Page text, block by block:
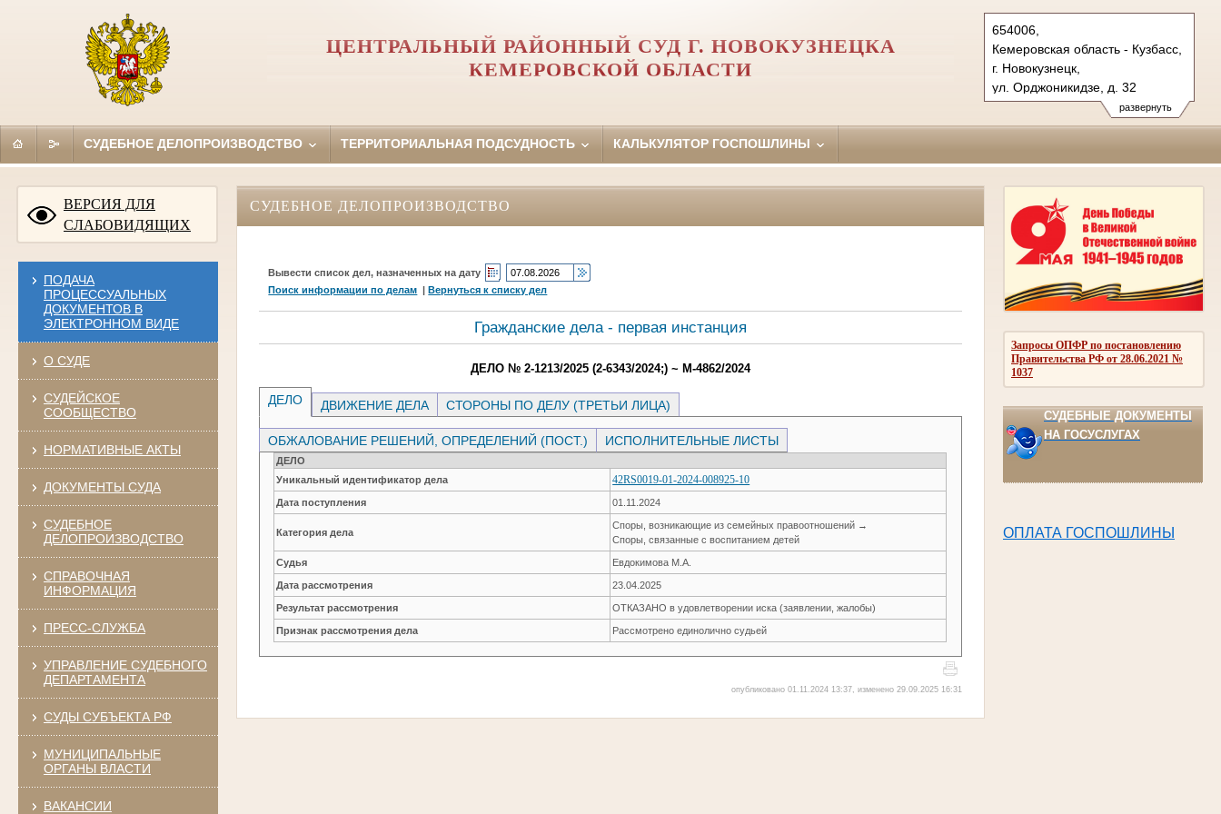
развернуть
654006,
Кемеровская область - Кузбасс,
г. Новокузнецк,
ул. Орджоникидзе, д. 32
Тел.: (384-3) 45-32-
63 (общ. приемная)
ЦЕНТРАЛЬНЫЙ РАЙОННЫЙ СУД Г. НОВОКУЗНЕЦКА
КЕМЕРОВСКОЙ ОБЛАСТИ
СУДЕБНОЕ ДЕЛОПРОИЗВОДСТВО ТЕРРИТОРИАЛЬНАЯ ПОДСУДНОСТЬ КАЛЬКУЛЯТОР ГОСПОШЛИНЫ
ВЕРСИЯ ДЛЯ
СЛАБОВИДЯЩИХ
ПОДАЧА
ПРОЦЕССУАЛЬНЫХ
ДОКУМЕНТОВ В
ЭЛЕКТРОННОМ ВИДЕ
О СУДЕ
СУДЕЙСКОЕ
СООБЩЕСТВО
НОРМАТИВНЫЕ АКТЫ
ДОКУМЕНТЫ СУДА
СУДЕБНОЕ
ДЕЛОПРОИЗВОДСТВО
СПРАВОЧНАЯ
ИНФОРМАЦИЯ
ПРЕСС-СЛУЖБА
УПРАВЛЕНИЕ СУДЕБНОГО
ДЕПАРТАМЕНТА
СУДЫ СУБЪЕКТА РФ
МУНИЦИПАЛЬНЫЕ
ОРГАНЫ ВЛАСТИ
ВАКАНСИИ
Запросы ОПФР по постановлению
Правительства РФ от 28.06.2021 №
1037
СУДЕБНЫЕ ДОКУМЕНТЫ
НА ГОСУСЛУГАХ
ОПЛАТА ГОСПОШЛИНЫ
СУДЕБНОЕ ДЕЛОПРОИЗВОДСТВО
Вывести список дел, назначенных на дату
Поиск информации по делам |Вернуться к списку дел
Гражданские дела - первая инстанция
ДЕЛО № 2-1213/2025 (2-6343/2024;) ~ М-4862/2024
ДЕЛО ДВИЖЕНИЕ ДЕЛА СТОРОНЫ ПО ДЕЛУ (ТРЕТЬИ ЛИЦА)
ОБЖАЛОВАНИЕ РЕШЕНИЙ, ОПРЕДЕЛЕНИЙ (ПОСТ.) ИСПОЛНИТЕЛЬНЫЕ ЛИСТЫ
ДЕЛО
Уникальный идентификатор дела
42RS0019-01-2024-008925-10
Дата поступления 01.11.2024
Категория дела
Споры, возникающие из семейных правоотношений →
Споры, связанные с воспитанием детей
Судья Евдокимова М.А.
Дата рассмотрения 23.04.2025
Результат рассмотрения ОТКАЗАНО в удовлетворении иска (заявлении, жалобы)
Признак рассмотрения дела Рассмотрено единолично судьей
опубликовано 01.11.2024 13:37, изменено 29.09.2025 16:31